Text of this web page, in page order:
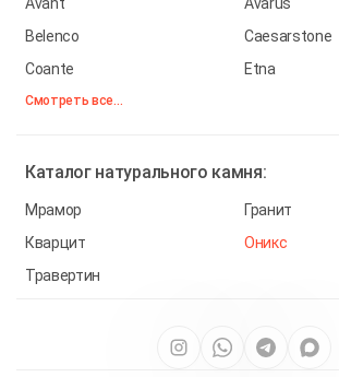
Avant
Avarus
Belenco
Caesarstone
Coante
Etna
Смотреть все...
Каталог натурального камня:
Мрамор
Гранит
Кварцит
Оникс
Травертин